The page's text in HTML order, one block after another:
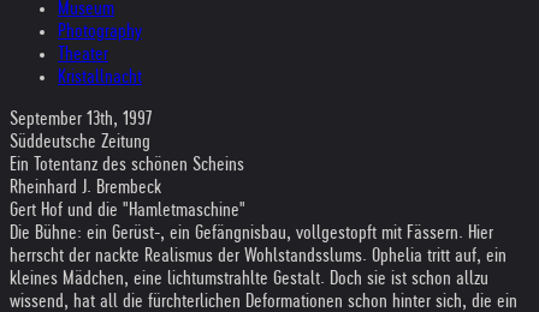
Museum
Photography
Theater
Kristallnacht
September 13th, 1997
Süddeutsche Zeitung
Ein Totentanz des schönen Scheins
Rheinhard J. Brembeck
Gert Hof und die "Hamletmaschine"
Die Bühne: ein Gerüst-, ein Gefängnisbau, vollgestopft mit Fässern. Hier
herrscht der nackte Realismus der Wohlstandsslums. Ophelia tritt auf, ein
kleines Mädchen, eine lichtumstrahlte Gestalt. Doch sie ist schon allzu
wissend, hat all die fürchterlichen Deformationen schon hinter sich, die ein